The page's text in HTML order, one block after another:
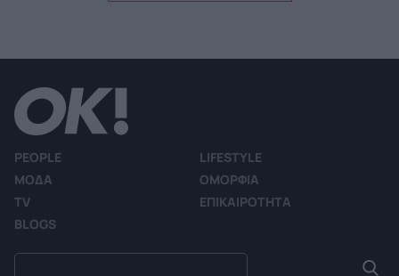
PEOPLE
LIFESTYLE
ΜΟΔΑ
ΟΜΟΡΦΙΑ
TV
ΕΠΙΚΑΙΡΟΤΗΤΑ
BLOGS